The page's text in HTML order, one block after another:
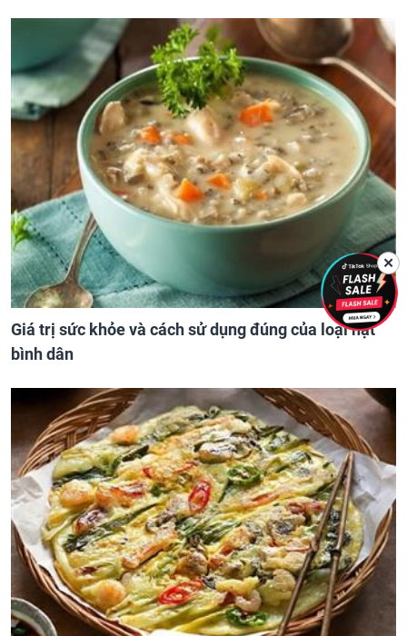
Giá trị sức khỏe và cách sử dụng đúng của loại hạt
bình dân
✕